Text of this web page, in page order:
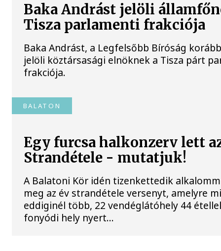
Baka Andrást jelöli
Tisza parlamenti frakciója
Baka Andrást, a Legfelsőbb Bíróság
jelöli köztársasági elnöknek a Tisza párt
frakciója.
BALATON
Egy furcsa halkonzerv lett
Strandétele - mutatjuk!
A Balatoni Kör idén tizenkettedik
meg az év strandétele versenyt, amelyre
eddiginél több, 22 vendéglátóhely 44
fonyódi hely nyert...